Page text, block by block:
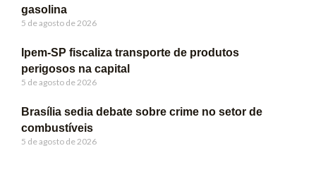
gasolina
5 de agosto de 2026
Ipem-SP fiscaliza transporte de produtos
perigosos na capital
5 de agosto de 2026
Brasília sedia debate sobre crime no setor de
combustíveis
5 de agosto de 2026